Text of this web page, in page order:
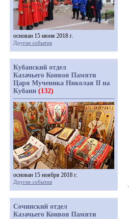
основан 15 июня 2018 г.
Другие события
Кубанский отдел
Казачьего Конвоя Памяти
Царя Мученика Николая II на
Кубани (132)
основан 15 ноября 2018 г.
Другие события
Сочинский отдел
Казачьего Конвоя Памяти